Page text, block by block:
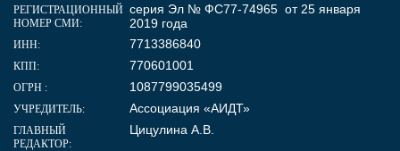
РЕГИСТРАЦИОННЫЙ
НОМЕР СМИ:
серия Эл № ФС77-74965 от 25 января
2019 года
ИНН: 7713386840
КПП: 770601001
ОГРН : 1087799035499
УЧРЕДИТЕЛЬ: Ассоциация «АИДТ»
ГЛАВНЫЙ
РЕДАКТОР:
Цицулина А.В.